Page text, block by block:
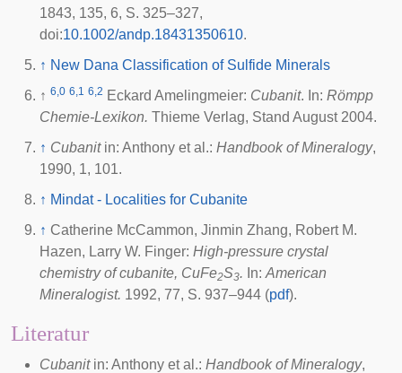
1843, 135, 6, S. 325–327,
doi:10.1002/andp.18431350610.
↑ New Dana Classification of Sulfide Minerals
↑ 6,0 6,1 6,2 Eckard Amelingmeier: Cubanit. In: Römpp
Chemie-Lexikon. Thieme Verlag, Stand August 2004.
↑ Cubanitin: Anthony et al.: Handbook of Mineralogy,
1990, 1, 101.
↑ Mindat - Localities for Cubanite
↑ Catherine McCammon, Jinmin Zhang, Robert M.
Hazen, Larry W. Finger: High-pressure crystal
chemistry of cubanite, CuFe2S3. In: American
Mineralogist. 1992, 77, S. 937–944 (pdf).
Literatur
Cubanitin: Anthony et al.: Handbook of Mineralogy,